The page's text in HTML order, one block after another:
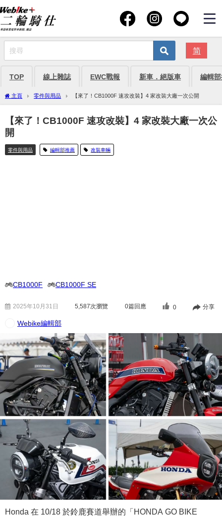
简
TOP 線上雜誌 EWC戰報 新車．絕版車 編輯
主頁 零件與用品 【來了！CB1000F 速攻改裝】4 家改裝大廠一次公開
【來了！CB1000F 速攻改裝】4 家改裝大廠一次公
開
零件與用品 編輯部推薦 改裝車輛
CB1000F CB1000F SE
2025年10月31日 5,587次瀏覽 0篇回應 0 分享
Webike編輯部
Honda 在 10/18 於鈴鹿賽道舉辦的「HONDA GO BIKE